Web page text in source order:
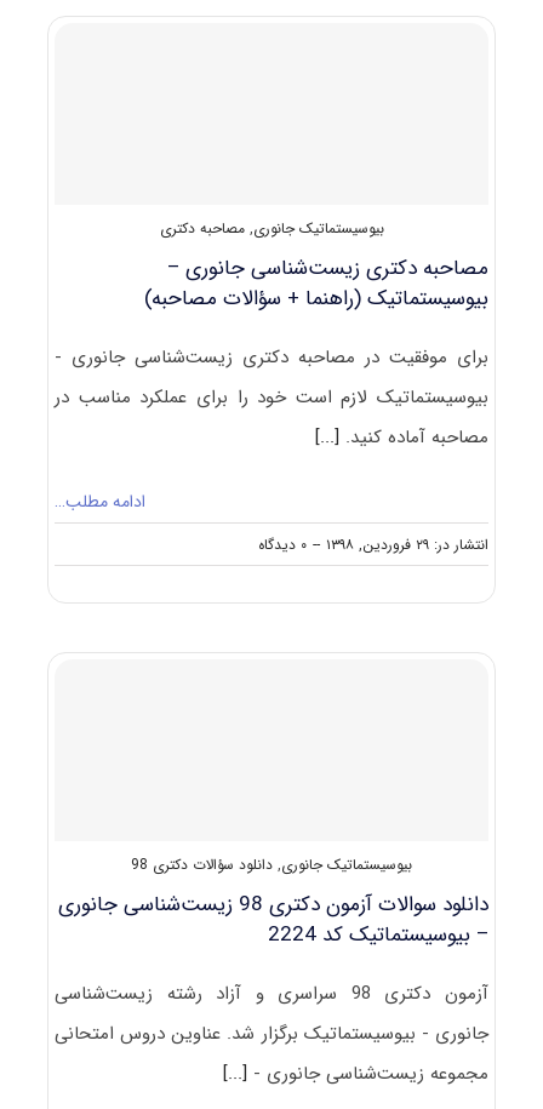
دکتری
بیوسیستماتیک جانوری,مصاحبه دکتری
مصاحبه دکتری زیست‌شناسی جانوری –
بیوسیستماتیک (راهنما + سؤالات مصاحبه)
برای موفقیت در مصاحبه دکتری زیست‌شناسی جانوری -
بیوسیستماتیک لازم است خود را برای عملکرد مناسب در
مصاحبه آماده کنید. [...]
ادامه مطلب…
انتشار در: ۲۹ فروردین, ۱۳۹۸ -- ۰ دیدگاه
on
مصاحبه
–
بیوسیستماتیک جانوری, دانلود سؤالات دکتری 98
دانلود سوالات آزمون دکتری 98 زیست‌شناسی جانوری
– بیوسیستماتیک کد 2224
آزمون دکتری 98 سراسری و آزاد رشته زیست‌شناسی
جانوری - بیوسیستماتیک برگزار شد. عناوین دروس امتحانی
مجموعه زیست‌شناسی جانوری - [...]